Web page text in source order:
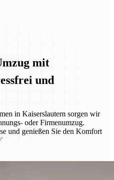
mit
und
in Kaiserslautern sorgen wir
oder Firmenumzug.
und genießen Sie den Komfort